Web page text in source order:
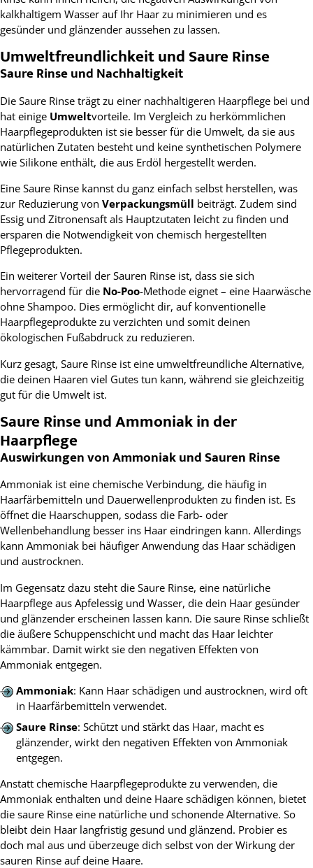
kalkhaltigem Wasser auf Ihr Haar zu minimieren und es
gesünder und glänzender aussehen zu lassen.
Umweltfreundlichkeit und Saure Rinse
Saure Rinse und Nachhaltigkeit
Die Saure Rinse trägt zu einer nachhaltigeren Haarpflege bei und
hat einige Umweltvorteile. Im Vergleich zu herkömmlichen
Haarpflegeprodukten ist sie besser für die Umwelt, da sie aus
natürlichen Zutaten besteht und keine synthetischen Polymere
wie Silikone enthält, die aus Erdöl hergestellt werden.
Eine Saure Rinse kannst du ganz einfach selbst herstellen, was
zur Reduzierung von Verpackungsmüll beiträgt. Zudem sind
Essig und Zitronensaft als Hauptzutaten leicht zu finden und
ersparen die Notwendigkeit von chemisch hergestellten
Pflegeprodukten.
Ein weiterer Vorteil der Sauren Rinse ist, dass sie sich
hervorragend für die No-Poo-Methode eignet – eine Haarwäsche
ohne Shampoo. Dies ermöglicht dir, auf konventionelle
Haarpflegeprodukte zu verzichten und somit deinen
ökologischen Fußabdruck zu reduzieren.
Kurz gesagt, Saure Rinse ist eine umweltfreundliche Alternative,
die deinen Haaren viel Gutes tun kann, während sie gleichzeitig
gut für die Umwelt ist.
Saure Rinse und Ammoniak in der
Haarpflege
Auswirkungen von Ammoniak und Sauren Rinse
Ammoniak ist eine chemische Verbindung, die häufig in
Haarfärbemitteln und Dauerwellenprodukten zu finden ist. Es
öffnet die Haarschuppen, sodass die Farb- oder
Wellenbehandlung besser ins Haar eindringen kann. Allerdings
kann Ammoniak bei häufiger Anwendung das Haar schädigen
und austrocknen.
Im Gegensatz dazu steht die Saure Rinse, eine natürliche
Haarpflege aus Apfelessig und Wasser, die dein Haar gesünder
und glänzender erscheinen lassen kann. Die saure Rinse schließt
die äußere Schuppenschicht und macht das Haar leichter
kämmbar. Damit wirkt sie den negativen Effekten von
Ammoniak entgegen.
Ammoniak: Kann Haar schädigen und austrocknen, wird oft
in Haarfärbemitteln verwendet.
Saure Rinse: Schützt und stärkt das Haar, macht es
glänzender, wirkt den negativen Effekten von Ammoniak
entgegen.
Anstatt chemische Haarpflegeprodukte zu verwenden, die
Ammoniak enthalten und deine Haare schädigen können, bietet
die saure Rinse eine natürliche und schonende Alternative. So
bleibt dein Haar langfristig gesund und glänzend. Probier es
doch mal aus und überzeuge dich selbst von der Wirkung der
sauren Rinse auf deine Haare.